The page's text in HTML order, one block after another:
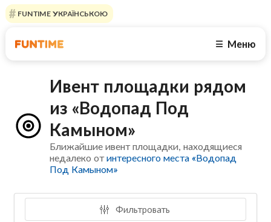
FUNTIME УКРАЇНСЬКОЮ
☰ Меню
Ивент площадки рядом
из «Водопад Под
Камыном»
Ближайшие ивент площадки, находящиеся
недалеко отинтересного места «Водопад
Под Камыном»
Фильтровать